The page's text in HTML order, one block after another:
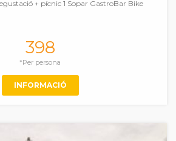
+ pícnic 1 Sopar GastroBar Bike
398
*Per persona
INFORMACIÓ